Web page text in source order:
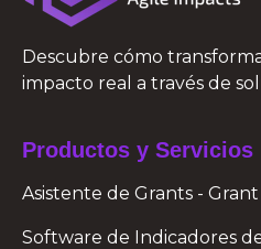
Descubre cómo
impacto real a través de
Productos y Servicios
Asistente de Grants -
Software de Indicadores